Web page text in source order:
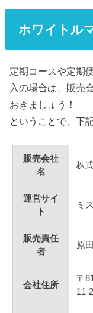
ホワイトル
定期コースや定期
入の場合は、販売
おきましょう！
ということで、下
販売会社
名
株
運営サイ
ト
ミ
販売責任
者
原
会社住所
〒
11-